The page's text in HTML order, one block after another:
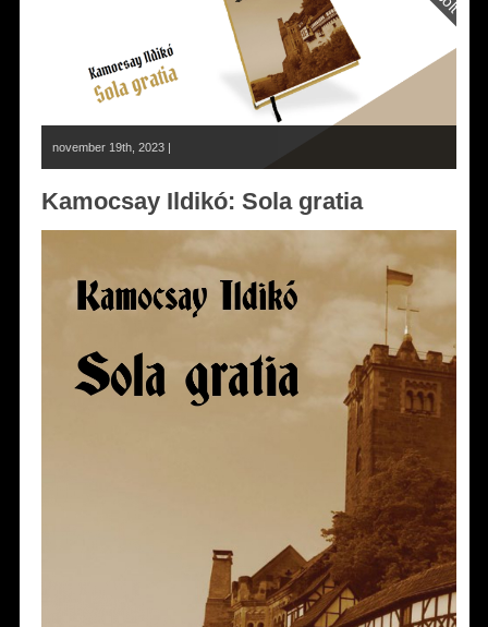
november 19th, 2023 |
Kamocsay Ildikó: Sola gratia